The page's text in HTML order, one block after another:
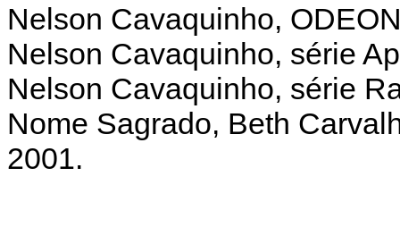
Nelson Cavaquinho,
Nelson Cavaquinho, série
Nelson Cavaquinho, série
Nome Sagrado, Beth
2001.